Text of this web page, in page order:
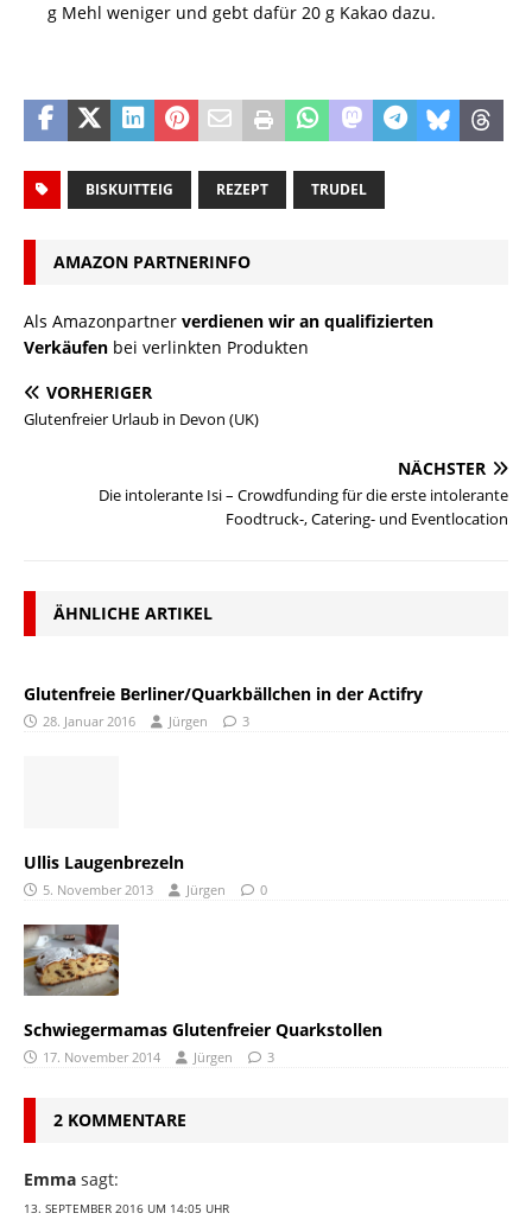
g Mehl weniger und gebt dafür 20 g Kakao dazu.
BISKUITTEIG REZEPT TRUDEL
AMAZON PARTNERINFO
Als Amazonpartner verdienen wir an qualifizierten
Verkäufen bei verlinkten Produkten
VORHERIGER
Glutenfreier Urlaub in Devon (UK)
NÄCHSTER
Die intolerante Isi – Crowdfunding für die erste intolerante
Foodtruck-, Catering- und Eventlocation
ÄHNLICHE ARTIKEL
Glutenfreie Berliner/Quarkbällchen in der Actifry
28. Januar 2016 Jürgen 3
Ullis Laugenbrezeln
5. November 2013 Jürgen 0
Schwiegermamas Glutenfreier Quarkstollen
17. November 2014 Jürgen 3
2 KOMMENTARE
Emma sagt:
13. SEPTEMBER 2016 UM 14:05 UHR